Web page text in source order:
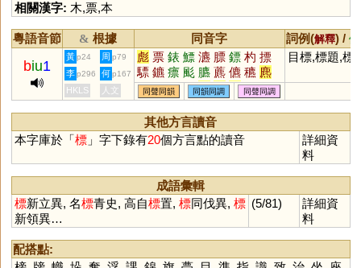
相關漢字: 木,票,本
粵語音節 & 根據 同音字 詞例(解釋) /
biu1
黃 p24 周 p79 彪 票 錶 鰾 瀌 膘 鏢 杓 摽
驃 鑣 瘭 颩 臕 藨 儦 穮 麃
蔈 熛 颮 滮 猋 髟 驫 飆 墂
爂 贆 謤
目標,標題,標
李 p296 何 p167
HKLS 人文 同聲同韻 同韻同調 同聲同調
其他方言讀音
本字庫於「標」字下錄有20個方言點的讀音
詳細資
料
成語彙輯
標新立異, 名標青史, 高自標置, 標同伐異, 標
新領異…
(5/81)
詳細資
料
配搭點: